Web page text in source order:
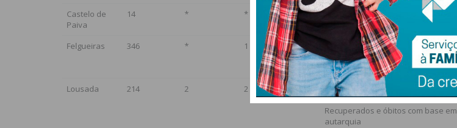
Castelo de
Paiva
14 * * * Relatório da situação da DGS de 02
Felgueiras 346 * 1 *
Casos confirmados com base no
da DGS de 02 de maio de 2020
Óbitos com base em informação
Lousada
214 2 2 *
Casos confirmados com base no
da DGS de 02 de maio de 2020
Recuperados e óbitos com base
autarquia